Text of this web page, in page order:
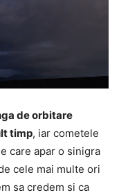
de orbitare
timp, iar cometele
care apar o sinigra
cele mai multe ori
sa credem si ca